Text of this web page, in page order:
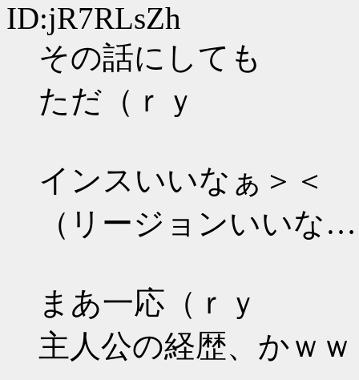
ID:jR7RLsZh
その話にしても
ただ（ｒｙ
インスいいなぁ＞＜
（リージョンいいな
まあ一応（ｒｙ
主人公の経歴、かｗｗ